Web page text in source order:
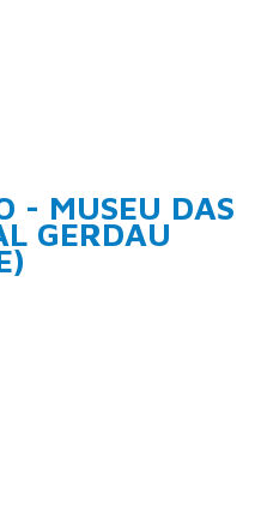
- MUSEU DAS
GERDAU